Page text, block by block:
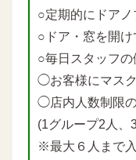
○定期的にドア
○ドア・窓を開け
○毎日スタッフ
◯お客様にマス
◯店内人数制限
(1グループ2人、
※最大６人まで